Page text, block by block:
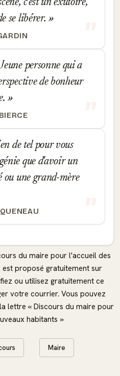
c'est un exutoire,
se libérer.
personne qui a
de bonheur
de tel pour vous
que d'avoir un
ou une grand-mère
du maire pour l'accueil des
proposé gratuitement sur
ou utilisez gratuitement ce
votre courrier. Vous pouvez
lettre « Discours du maire pour
habitants »
Maire